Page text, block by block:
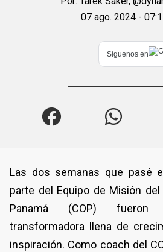
07 ago. 2024 -
Síguenos en
Las dos semanas que pasé
parte del Equipo de Misión
Panamá (COP) fueron
transformadora llena de
inspiración. Como coach del